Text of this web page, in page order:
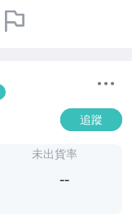
追蹤
未出貨率
--